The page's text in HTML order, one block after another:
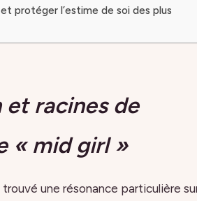
protéger l’estime de soi des plus
racines de
« mid girl »
une résonance particulière